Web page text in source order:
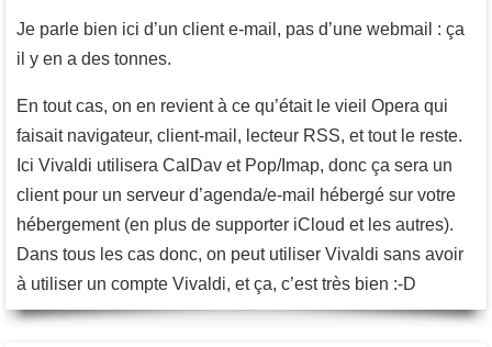
Je parle bien ici d’un client e-mail, pas d’une webmail : ça
il y en a des tonnes.
En tout cas, on en revient à ce qu’était le vieil Opera qui
faisait navigateur, client-mail, lecteur RSS, et tout le reste.
Ici Vivaldi utilisera CalDav et Pop/Imap, donc ça sera un
client pour un serveur d’agenda/e-mail hébergé sur votre
hébergement (en plus de supporter iCloud et les autres).
Dans tous les cas donc, on peut utiliser Vivaldi sans avoir
à utiliser un compte Vivaldi, et ça, c’est très bien :-D